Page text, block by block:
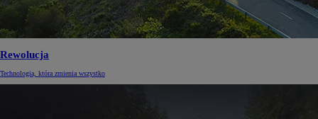
Rewolucja
Technologia, która zmienia wszystko